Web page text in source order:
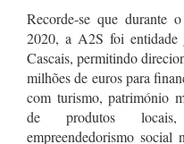
Recorde-se que durante
2020, a A2S foi entidade
Cascais, permitindo
milhões de euros para
com turismo, património
de produtos locais,
empreendedorismo social